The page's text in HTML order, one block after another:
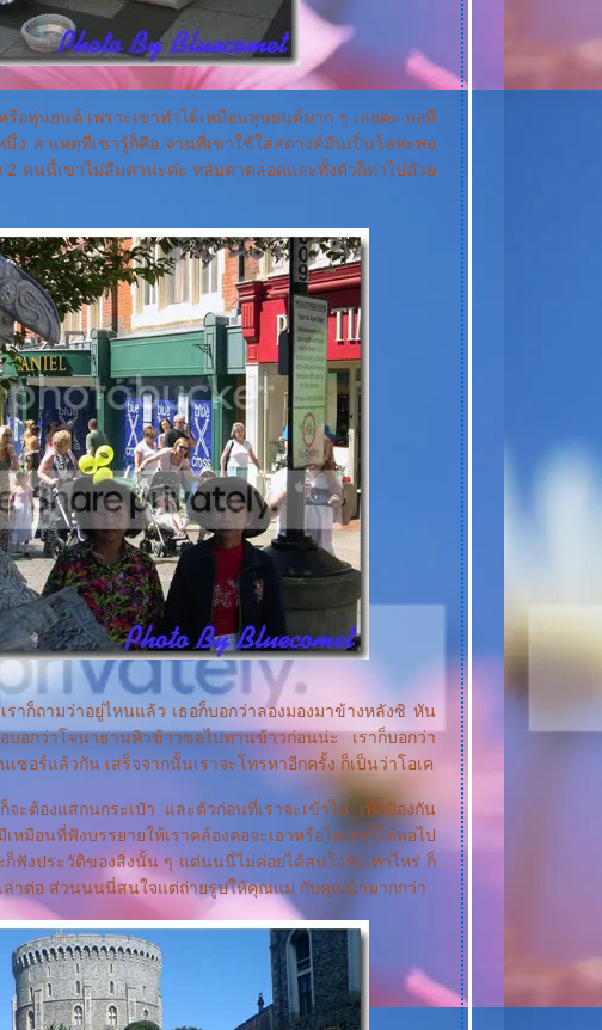
อหุ่นยนต์ เพราะเขาทำได้เหมือนหุ่นยนต์มาก ๆ เลยค่ะ พอมี
ง สาเหตุที่เขารู้ก็คือ จานที่เขาใช้ใส่สตางค์มันเป็นโลหะพอ
2 คนนี้เขาไม่ลืมตาน่ะค่ะ หลับตาตลอดและทั้งตัวก็ทาไปด้ว
าก็ถามว่าอยู่ไหนแล้ว เธอก็บอกว่าลองมองมาข้างหลังซิ หัน
บอกว่าโจนาธานหิวข้าวขอไปทานข้าวก่อนน่ะ เราก็บอกว่า
เซอร์แล้วกัน เสร็จจากนั้นเราจะโทรหาอีกครั้ง ก็เป็นว่าโอเค
ะต้องแสกนกระเป๋า และตัวก่อนที่เราจะเข้าไป เพื่อป้องกัน
มือนที่ฟังบรรยายให้เราคล้องคอจะเอาหรือไม่เอาก็ได้พอไป
ฟังประวัติของสิ่งนั้น ๆ แต่นนนี่ไม่ค่อยได้สนใจฟังเท่าไหร่ ก็
ล่าต่อ ส่วนนนนี่สนใจแต่ถ่ายรูปให้คุณแม่ กับคุณน้ามากกว่า